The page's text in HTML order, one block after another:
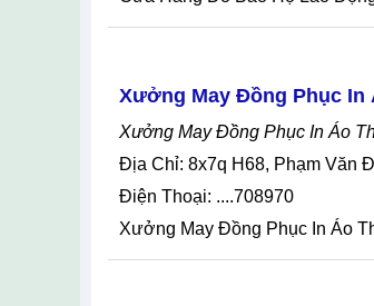
Xưởng May Đồng Phục In
Xưởng May Đồng Phục In Áo
Địa Chỉ: 8x7q H68, Phạm Văn
Điện Thoại: ....708970
Xưởng May Đồng Phục In Áo